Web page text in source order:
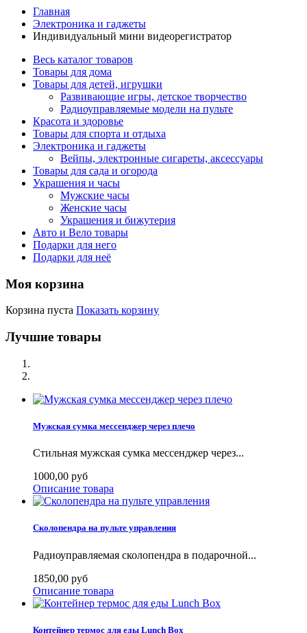
Главная
Электроника и гаджеты
Индивидуальный мини видеорегистратор
Весь каталог товаров
Товары для дома
Товары для детей, игрушки
Развивающие игры, детское творчество
Радиоуправляемые модели на пульте
Красота и здоровье
Товары для спорта и отдыха
Электроника и гаджеты
Вейпы, электронные сигареты, аксессуары
Товары для сада и огорода
Украшения и часы
Мужские часы
Женские часы
Украшения и бижутерия
Авто и Вело товары
Подарки для него
Подарки для неё
Моя корзина
Корзина пуста Показать корзину
Лучшие товары
Мужская сумка мессенджер через плечо
Стильная мужская сумка мессенджер через...
1000,00 руб
Описание товара
Сколопендра на пульте управления
Радиоуправляемая сколопендра в подарочной...
1850,00 руб
Описание товара
Контейнер термос для еды Lunch Box